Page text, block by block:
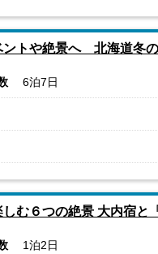
ントや絶景へ 北海道冬
6泊7日
む６つの絶景 大内宿と
1泊2日